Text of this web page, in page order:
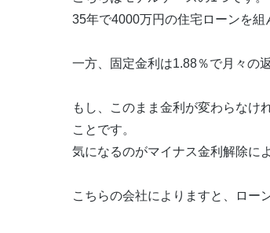
35年で4000万円の住宅ローンを組
一方、固定金利は1.88％で月々の
もし、このまま金利が変わらなけ
ことです。
気になるのがマイナス金利解除に
こちらの会社によりますと、ロー